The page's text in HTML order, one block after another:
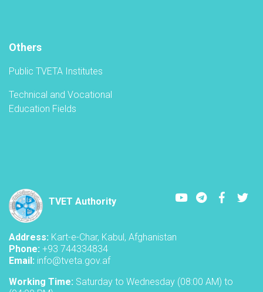
Others
Public TVETA Institutes
Technical and Vocational
Education Fields
TVET Authority
YoutubeLinkedIn
Address: Kart-e-Char, Kabul, Afghanistan
Phone: +93 744334834
Email: info@tveta.gov.af
Working Time: Saturday to Wednesday (08:00 AM) to